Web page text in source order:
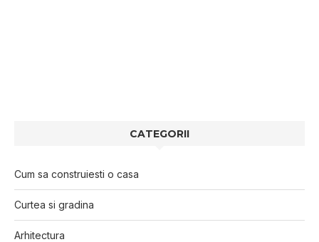
CATEGORII
Cum sa construiesti o casa
Curtea si gradina
Arhitectura